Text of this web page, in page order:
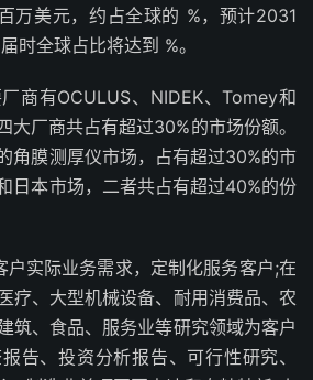
万美元，约占全球的 %，预计2031
时全球占比将达到 %。
商有OCULUS、NIDEK、Tomey和
厂商共占有超过30%的市场份额。
角膜测厚仪市场，占有超过30%的市
日本市场，二者共占有超过40%的份
户实际业务需求，定制化服务客户;在
疗、大型机械设备、耐用消费品、农
筑、食品、服务业等研究领域为客户
告、投资分析报告、可行性研究、